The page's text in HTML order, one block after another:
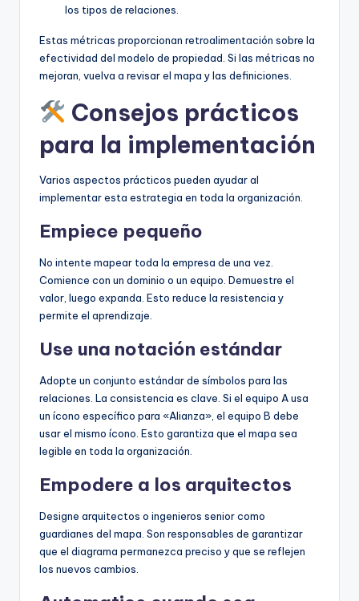
los tipos de relaciones.
Estas métricas proporcionan retroalimentación sobre la
efectividad del modelo de propiedad. Si las métricas no
mejoran, vuelva a revisar el mapa y las definiciones.
Consejos prácticos
para la implementación
Varios aspectos prácticos pueden ayudar al
implementar esta estrategia en toda la organización.
Empiece pequeño
No intente mapear toda la empresa de una vez.
Comience con un dominio o un equipo. Demuestre el
valor, luego expanda. Esto reduce la resistencia y
permite el aprendizaje.
Use una notación estándar
Adopte un conjunto estándar de símbolos para las
relaciones. La consistencia es clave. Si el equipo A usa
un ícono específico para «Alianza», el equipo B debe
usar el mismo ícono. Esto garantiza que el mapa sea
legible en toda la organización.
Empodere a los arquitectos
Designe arquitectos o ingenieros senior como
guardianes del mapa. Son responsables de garantizar
que el diagrama permanezca preciso y que se reflejen
los nuevos cambios.